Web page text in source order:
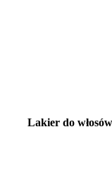
Lakier do